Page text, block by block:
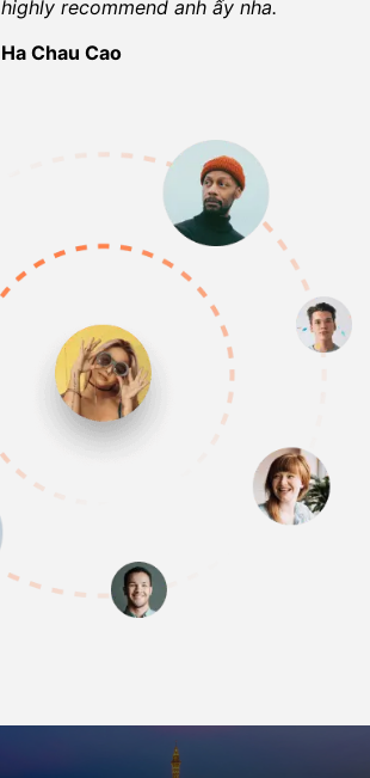
highly recommend anh ấy nha.
Ha Chau Cao